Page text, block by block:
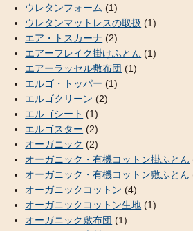
ウレタンフォーム (1)
ウレタンマットレスの取扱 (1)
エア・トスカーナ (2)
エアーフレイク掛けふとん (1)
エアーラッセル敷布団 (1)
エルゴ・トッパー (1)
エルゴクリーン (2)
エルゴシート (1)
エルゴスター (2)
オーガニック (2)
オーガニック・有機コットン掛ふとん
オーガニック・有機コットン敷ふとん
オーガニックコットン (4)
オーガニックコットン生地 (1)
オーガニック敷布団 (1)